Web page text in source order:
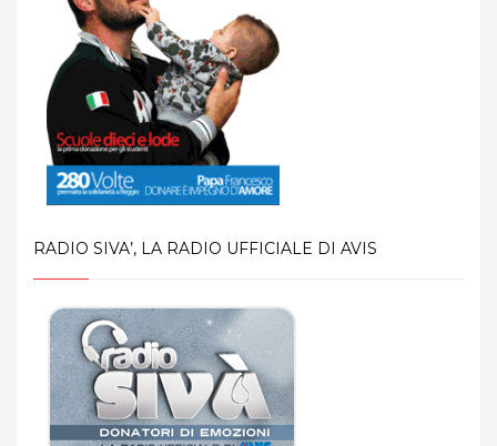
RADIO SIVA’, LA RADIO UFFICIALE DI AVIS